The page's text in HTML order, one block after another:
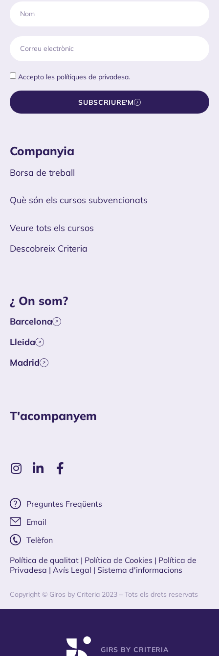
Accepto les polítiques de privadesa.
SUBSCRIURE'M
Companyia
Borsa de treball
Què són els cursos subvencionats
Veure tots els cursos
Descobreix Criteria
¿ On som?
Barcelona
Lleida
Madrid
Política de qualitat | Política de Cookies | Política de
Privadesa | Avís Legal | Sistema d'informacions
Copyright © Giros by Criteria 2023 – Tots els drets reservats
T'acompanyem
Preguntes Freqüents
Email
Telèfon
GIRS BY CRITERIA